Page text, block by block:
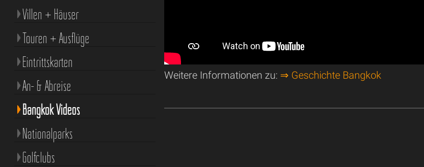
Weitere Informationen zu: ⇒ Geschichte Bangkok
Villen + Häuser
Touren + Ausflüge
Eintrittskarten
An- & Abreise
Bangkok Videos
Nationalparks
Golfclubs